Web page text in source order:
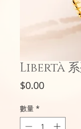
Libertà 系
$0.00價
數量 *